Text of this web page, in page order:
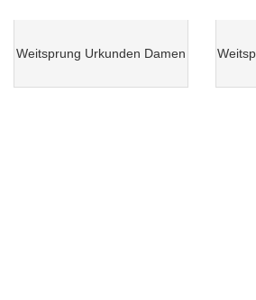
Weitsprung Urkunden Damen